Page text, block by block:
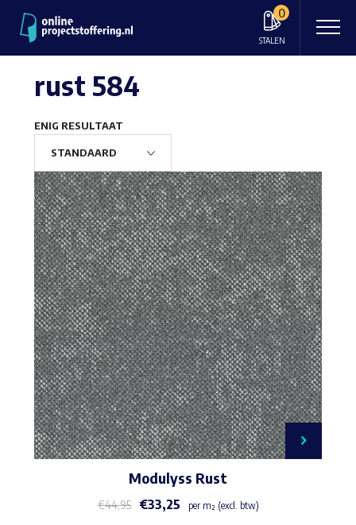
0
STALEN
rust 584
ENIG RESULTAAT
Modulyss Rust
€44,95 €33,25 per m² (excl. btw)